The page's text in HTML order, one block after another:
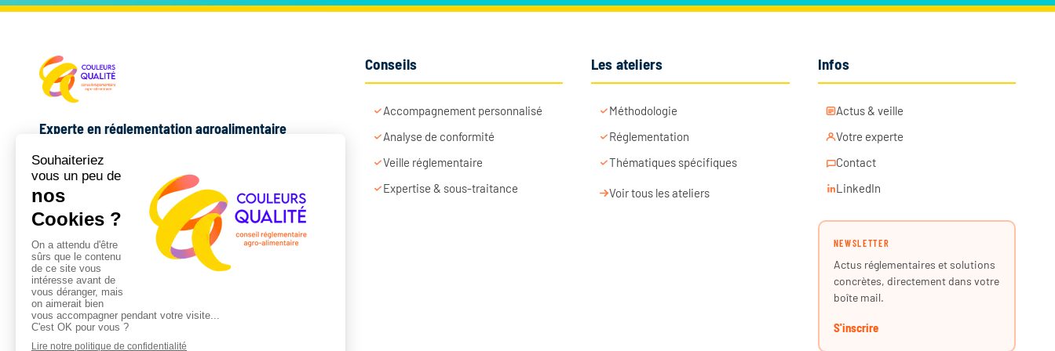
Experte en réglementation agroalimentaire
17 ans de terrain · du texte au terrain
06 25 48 55 27
audrey@couleursqualite.fr
78 Allées Jean Jaurès · Toulouse
COMPLÉMENTAIRE AVEC
Conseils
Accompagnement personnalisé
Analyse de conformité
Veille réglementaire
Expertise & sous-traitance
Les ateliers
Méthodologie
Réglementation
Thématiques spécifiques
Voir tous les ateliers
Infos
Actus & veille
Votre experte
Contact
LinkedIn
NEWSLETTER
Actus réglementaires et solutions
concrètes, directement dans votre
boîte mail.
S'inscrire